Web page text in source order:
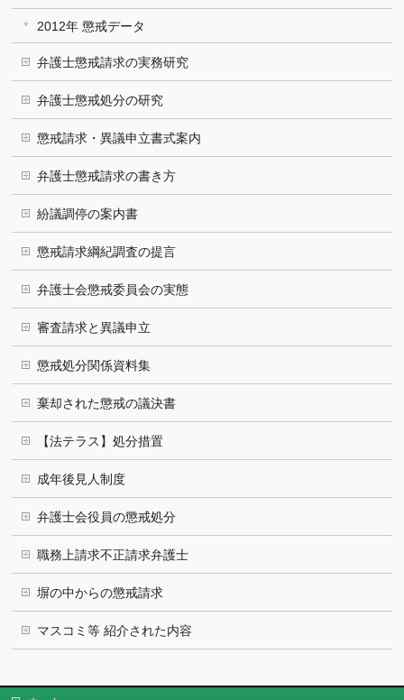
2012年 懲戒データ
弁護士懲戒請求の実務研究
弁護士懲戒処分の研究
懲戒請求・異議申立書式案内
弁護士懲戒請求の書き方
紛議調停の案内書
懲戒請求綱紀調査の提言
弁護士会懲戒委員会の実態
審査請求と異議申立
懲戒処分関係資料集
棄却された懲戒の議決書
【法テラス】処分措置
成年後見人制度
弁護士会役員の懲戒処分
職務上請求不正請求弁護士
塀の中からの懲戒請求
マスコミ等 紹介された内容